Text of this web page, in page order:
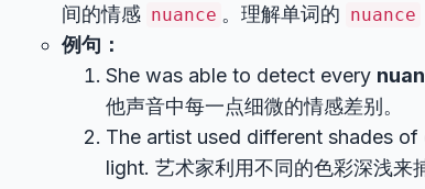
间的情感 nuance 。理解单词的 nuance
例句：
She was able to detect every
他声音中每一点细微的情感差别。
The artist used different shades
light. 艺术家利用不同的色彩深浅来